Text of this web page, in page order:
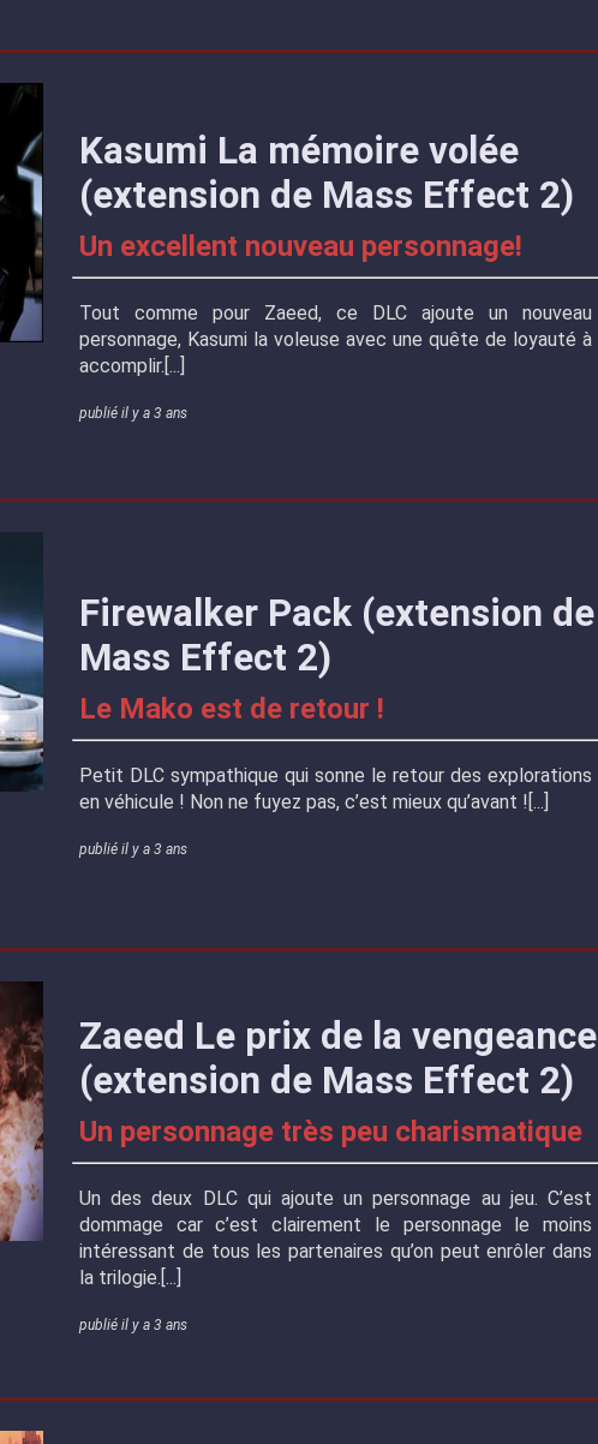
Kasumi La mémoire volée
(extension de Mass Effect 2)
Un excellent nouveau personnage!
Tout comme pour Zaeed, ce DLC ajoute un nouveau
personnage, Kasumi la voleuse avec une quête de loyauté à
accomplir.
publié il y a 3 ans
Firewalker Pack (extension de
Mass Effect 2)
Le Mako est de retour !
Petit DLC sympathique qui sonne le retour des explorations
en véhicule ! Non ne fuyez pas, c’est mieux qu’avant !
publié il y a 3 ans
Zaeed Le prix de la vengeance
(extension de Mass Effect 2)
Un personnage très peu charismatique
Un des deux DLC qui ajoute un personnage au jeu. C’est
dommage car c’est clairement le personnage le moins
intéressant de tous les partenaires qu’on peut enrôler dans
la trilogie.
publié il y a 3 ans